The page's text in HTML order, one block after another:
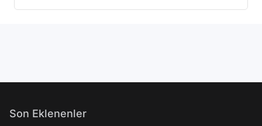
Son Eklenenler